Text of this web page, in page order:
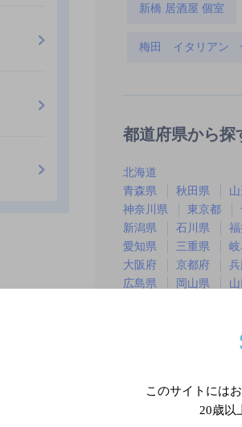
新橋 居酒屋 個室
梅田 イタリアン
都道府県から探
北海道
青森県
秋田県
神奈川県
東京都
新潟県
石川県
愛知県
三重県
大阪府
京都府
広島県
岡山県
このサイトには
20歳以